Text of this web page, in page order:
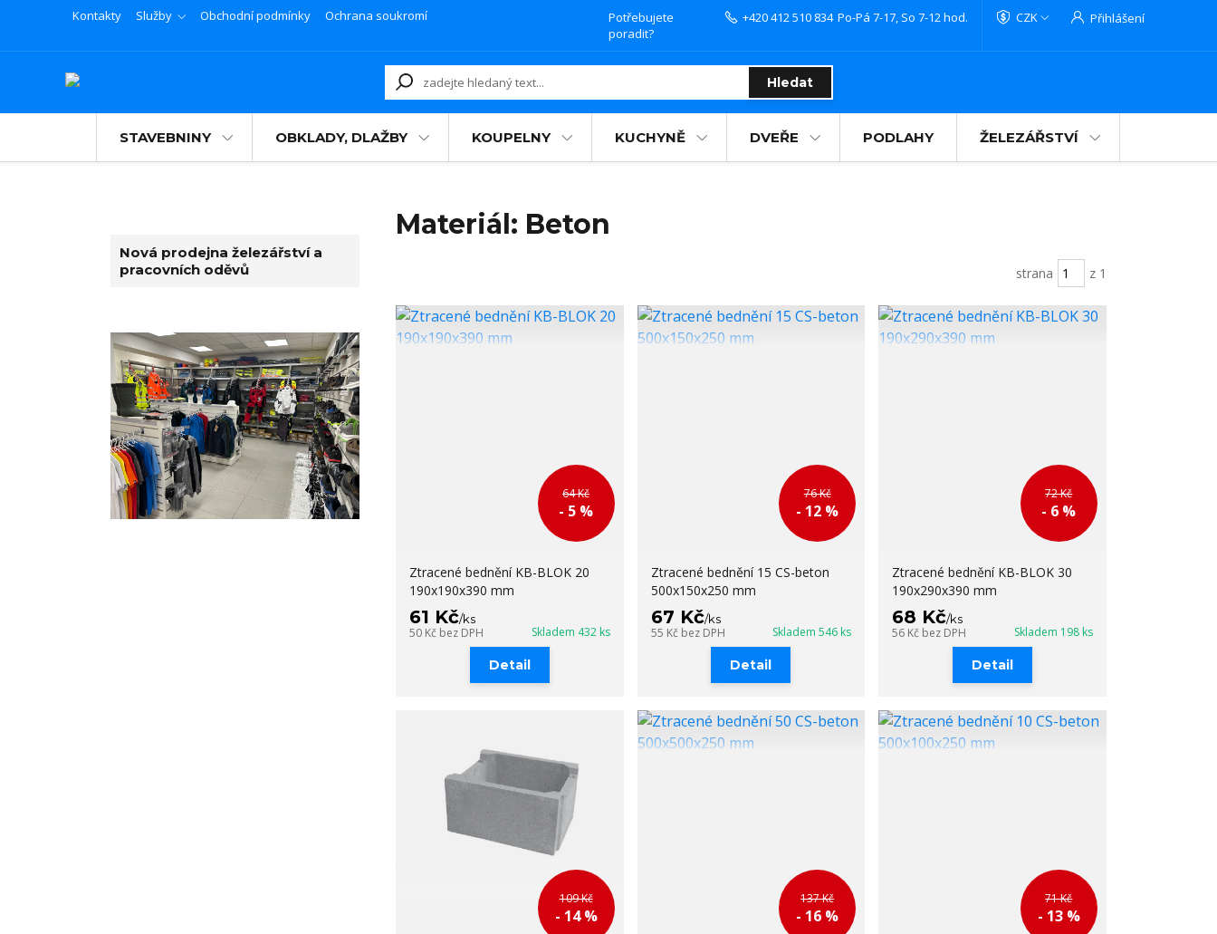
Kontakty Služby Obchodní podmínky Ochrana soukromí CZK Přihlášení
Hledat
Potřebujete
poradit?
+420 412 510 834 Po-Pá 7-17, So 7-12 hod.
STAVEBNINY OBKLADY, DLAŽBY KOUPELNY KUCHYNĚ DVEŘE PODLAHY ŽELEZÁŘSTVÍ
Nová prodejna železářství a
pracovních oděvů
Materiál: Beton
strana z 1
64 Kč
- 5 %
Ztracené bednění KB-BLOK 20
190x190x390 mm
61 Kč/ks
50 Kč bez DPH Skladem 432 ks
Detail
76 Kč
- 12 %
Ztracené bednění 15 CS-beton
500x150x250 mm
67 Kč/ks
55 Kč bez DPH Skladem 546 ks
Detail
72 Kč
- 6 %
Ztracené bednění KB-BLOK 30
190x290x390 mm
68 Kč/ks
56 Kč bez DPH Skladem 198 ks
Detail
109 Kč
- 14 %
137 Kč
- 16 %
71 Kč
- 13 %